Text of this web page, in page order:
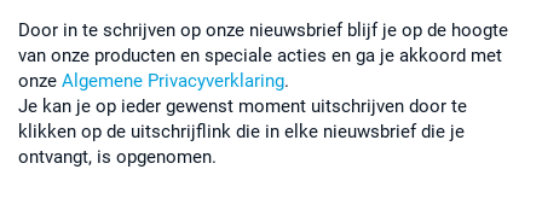
Door in te schrijven op onze nieuwsbrief blijf je op de hoogte
van onze producten en speciale acties en ga je akkoord met
onze Algemene Privacyverklaring.
Je kan je op ieder gewenst moment uitschrijven door te
klikken op de uitschrijflink die in elke nieuwsbrief die je
ontvangt, is opgenomen.